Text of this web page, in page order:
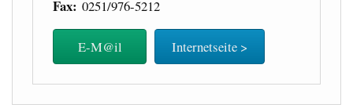
Fax:0251/976-5212
E-M@il Internetseite >